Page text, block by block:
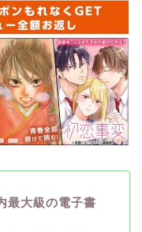
最大級の電子書